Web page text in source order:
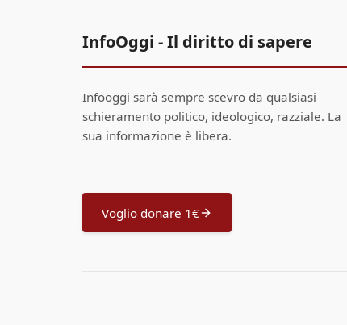
InfoOggi - Il diritto di sapere
Infooggi sarà sempre scevro da qualsiasi
schieramento politico, ideologico, razziale. La
sua informazione è libera.
Voglio donare 1€